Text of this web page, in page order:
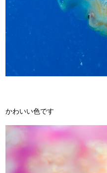
かわいい色です